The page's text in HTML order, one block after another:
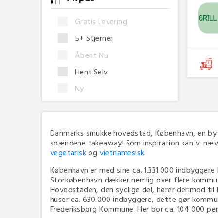
Gratis Levering
5+ Stjerner
Åbent Nu
Hent Selv
Ny
Danmarks smukke hovedstad, København, en
spændene takeaway! Som inspiration kan vi
vegetariskog vietnamesisk.
København er med sine ca. 1.331.000
Storkøbenhavn dækker nemlig over flere
Hovedstaden, den sydlige del, hører derimod til
huser ca. 630.000 indbyggere, dette gør
Frederiksborg Kommune. Her bor ca. 104.000